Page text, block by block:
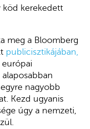
köd kerekedett
meg a Bloomberg
publicisztikájában,
nagyobb
Kezd ugyanis
úgy a nemzeti,